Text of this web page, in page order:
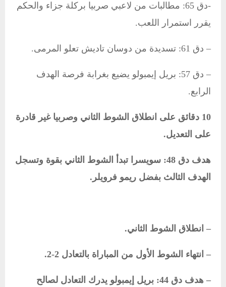
-دق 65: مطالبات من لاعبي صربيا بركلة جزاء والحكم
يقرر استمرار اللعب.
– دق 61: تسديدة من دوسان تاديش تعلو المرمى.
– دق 57: بريل إيمبولو يضيع بغرابة فرصة الهدف
الرابع.
10 دقائق على انطلاق الشوط الثاني وصربيا غير قادرة
على التعديل.
هدف دق 48: سويسرا تبدأ الشوط الثاني بقوة وتسجل
الهدف الثالث بفضل ريمو فرويلر.
– انطلاق الشوط الثاني.
– انتهاء الشوط الأول من المباراة بالتعادل 2-2.
– هدف دق 44: بريل إيمبولو يدرك التعادل لصالح